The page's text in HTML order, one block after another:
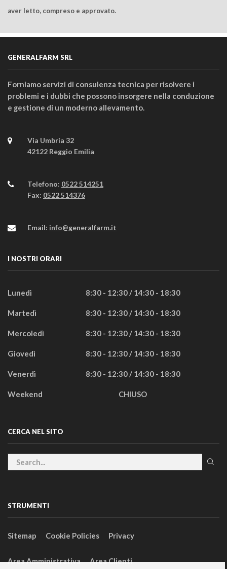
aver letto, compreso e approvato.
GENERALFARM SRL
Forniamo servizi di consulenza tecnica per risolvere i
problemi e i dubbi che possono insorgere nella conduzione
e gestione di un moderno allevamento.
Via Umbria 32
42122 Reggio Emilia
Telefono: 0522 514251
Fax: 0522 514376
Email: info@generalfarm.it
I NOSTRI ORARI
Lunedì 8:30 - 12:30 / 14:30 - 18:30
Martedì 8:30 - 12:30 / 14:30 - 18:30
Mercoledì 8:30 - 12:30 / 14:30 - 18:30
Giovedì 8:30 - 12:30 / 14:30 - 18:30
Venerdì 8:30 - 12:30 / 14:30 - 18:30
Weekend CHIUSO
CERCA NEL SITO
STRUMENTI
Sitemap Cookie Policies Privacy
Area Amministrativa Area Clienti